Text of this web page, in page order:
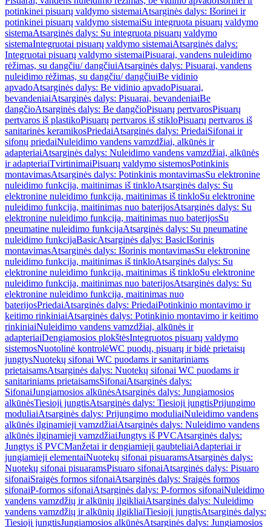
potinkinei pisuarų valdymo sistemaiAtsarginės dalys: Išorinei ir
potinkinei pisuarų valdymo sistemaiSu integruota pisuarų valdymo
sistemaAtsarginės dalys: Su integruota pisuarų valdymo
sistemaIntegruotai pisuarų valdymo sistemaiAtsarginės dalys:
Integruotai pisuarų valdymo sistemaiPisuarai, vandens nuleidimo
rėžimas, su dangčiu/ dangčiuiAtsarginės dalys: Pisuarai, vandens
nuleidimo rėžimas, su dangčiu/ dangčiuiBe vidinio
apvadoAtsarginės dalys: Be vidinio apvadoPisuarai,
bevandeniaiAtsarginės dalys: Pisuarai, bevandeniaiBe
dangčioAtsarginės dalys: Be dangčioPisuarų pertvarosPisuarų
pertvaros iš plastikoPisuarų pertvaros iš stikloPisuarų pertvaros iš
sanitarinės keramikosPriedaiAtsarginės dalys: PriedaiSifonai ir
sifonų priedaiNuleidimo vandens vamzdžiai, alkūnės ir
adapteriaiAtsarginės dalys: Nuleidimo vandens vamzdžiai, alkūnės
ir adapteriaiTvirtinimaiPisuarų valdymo sistemosPotinkinis
montavimasAtsarginės dalys: Potinkinis montavimasSu elektronine
nuleidimo funkcija, maitinimas iš tinkloAtsarginės dalys: Su
elektronine nuleidimo funkcija, maitinimas iš tinkloSu elektronine
nuleidimo funkcija, maitinimas nuo baterijosAtsarginės dalys: Su
elektronine nuleidimo funkcija, maitinimas nuo baterijosSu
pneumatine nuleidimo funkcijaAtsarginės dalys: Su pneumatine
nuleidimo funkcijaBasicAtsarginės dalys: BasicIšorinis
montavimasAtsarginės dalys: Išorinis montavimasSu elektronine
nuleidimo funkcija, maitinimas iš tinkloAtsarginės dalys: Su
elektronine nuleidimo funkcija, maitinimas iš tinkloSu elektronine
nuleidimo funkcija, maitinimas nuo baterijosAtsarginės dalys: Su
elektronine nuleidimo funkcija, maitinimas nuo
baterijosPriedaiAtsarginės dalys: PriedaiPotinkinio montavimo ir
keitimo rinkiniaiAtsarginės dalys: Potinkinio montavimo ir keitimo
rinkiniaiNuleidimo vandens vamzdžiai, alkūnės ir
adapteriaiDengiamosios plokštėsIntegruotos pisuarų valdymo
sistemosNuotolinė kontrolėWC puodų, pisuarų ir bidė prietaisų
jungtysNuotekų sifonai WC puodams ir sanitariniams
prietaisamsAtsarginės dalys: Nuotekų sifonai WC puodams ir
sanitariniams prietaisamsSifonaiAtsarginės dalys:
SifonaiJungiamosios alkūnėsAtsarginės dalys: Jungiamosios
alkūnėsTiesioji jungtisAtsarginės dalys: Tiesioji jungtisPrijungimo
moduliaiAtsarginės dalys: Prijungimo moduliaiNuleidimo vandens
alkūnės ilginamieji vamzdžiaiAtsarginės dalys: Nuleidimo vandens
alkūnės ilginamieji vamzdžiaiJungtys iš PVCAtsarginės dalys:
Jungtys iš PVCManžetai ir dengiamieji gaubteliaiAdapteriai ir
jungiamieji elementaiNuotekų sifonai pisuaramsAtsarginės dalys:
Nuotekų sifonai pisuaramsPisuaro sifonaiAtsarginės dalys: Pisuaro
sifonaiSraigės formos sifonaiAtsarginės dalys: Sraigės formos
sifonaiP-formos sifonaiAtsarginės dalys: P-formos sifonaiNuleidimo
vandens vamzdžių ir alkūnių ilgikliaiAtsarginės dalys: Nuleidimo
vandens vamzdžių ir alkūnių ilgikliaiTiesioji jungtisAtsarginės dalys:
Tiesioji jungtisJungiamosios alkūnėsAtsarginės dalys: Jungiamosios